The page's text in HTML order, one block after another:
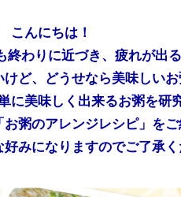
こんにちは！
終わりに近づき、疲れが出る
けど、どうせなら美味しいお
に美味しく出来るお粥を研
粥のアレンジレシピ」をご
みになりますのでご了承く